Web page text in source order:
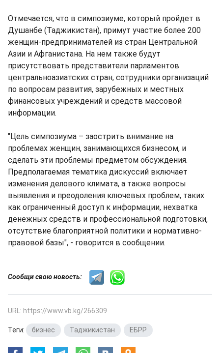
Отмечается, что в симпозиуме, который пройдет в
Душанбе (Таджикистан), примут участие более 200
женщин-предпринимателей из стран Центральной
Азии и Афганистана. На нем также будут
присутствовать представители парламентов
центральноазиатских стран, сотрудники организаций
по вопросам развития, зарубежных и местных
финансовых учреждений и средств массовой
информации.
"Цель симпозиума – заострить внимание на
проблемах женщин, занимающихся бизнесом, и
сделать эти проблемы предметом обсуждения.
Предполагаемая тематика дискуссий включает
изменения делового климата, а также вопросы
выявления и преодоления ключевых проблем, таких
как ограниченный доступ к информации, нехватка
денежных средств и профессиональной подготовки,
отсутствие благоприятной политики и нормативно-
правовой базы", - говорится в сообщении.
Сообщи свою новость:
URL: https://www.vb.kg/266309
Теги: бизнес Таджикистан ЕБРР